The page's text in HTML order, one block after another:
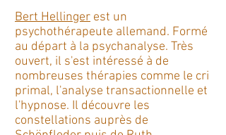
Bert Hellinger est un
psychothérapeute allemand. Formé
au départ à la psychanalyse. Très
ouvert, il s'est intéressé à de
nombreuses thérapies comme le cri
primal, l'analyse transactionnelle et
l'hypnose. Il découvre les
constellations auprès de